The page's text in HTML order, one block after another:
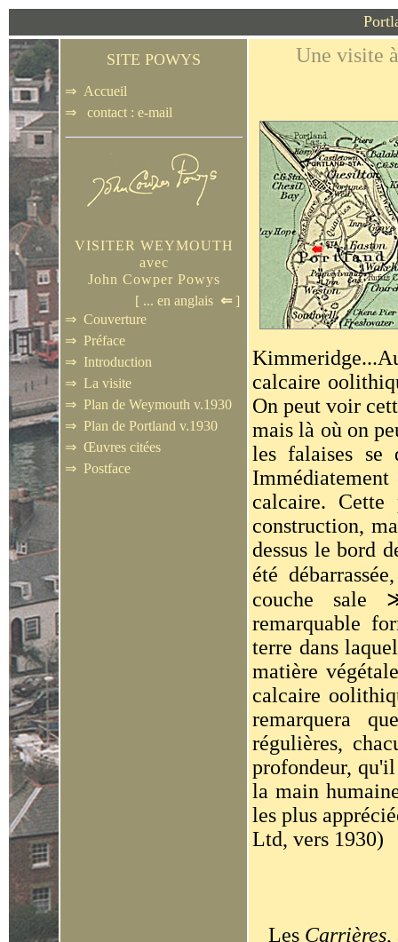
SITE POWYS
⇒ Accueil
⇒ contact : e-mail
VISITER WEYMOUTH
avec
John Cowper Powys
[ ... en anglais ⇐ ]
⇒ Couverture
⇒ Préface
⇒ Introduction
⇒ La visite
⇒ Plan de Weymouth v.1930
⇒ Plan de Portland v.1930
⇒ Œuvres citées
⇒ Postface
Une visite
calcaire
On peut voir
mais là où on
les falaises se
calcaire.
construction,
dessus le bord
été
couche sale
remarquable
terre dans
matière
calcaire
remarquera
régulières,
profondeur, qu'il
la main
les plus
Ltd, vers 1930)
Les Carrières,